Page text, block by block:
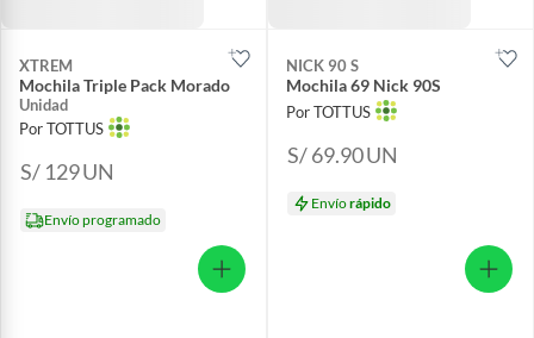
XTREM
Mochila Triple Pack Morado
Unidad
Por TOTTUS
S/ 129UN
Envío programado
NICK 90 S
Mochila 69 Nick 90S
Por TOTTUS
S/ 69.90UN
Envíorápido